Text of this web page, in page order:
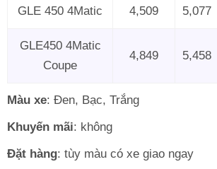
GLE 450 4Matic 4,509 5,077
GLE450 4Matic
Coupe
4,849 5,458
Màu xe: Đen, Bạc, Trắng
Khuyến mãi: không
Đặt hàng: tùy màu có xe giao ngay